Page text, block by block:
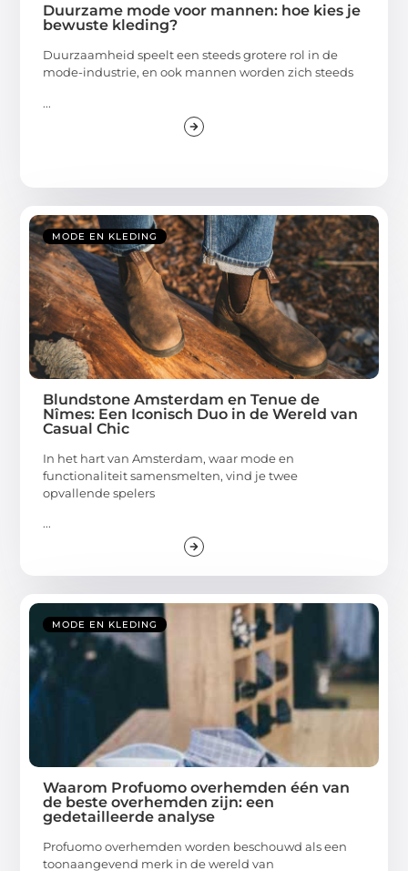
Duurzame mode voor mannen: hoe kies je
bewuste kleding?
Duurzaamheid speelt een steeds grotere rol in de
mode-industrie, en ook mannen worden zich steeds
...
MODE EN KLEDING
Blundstone Amsterdam en Tenue de
Nîmes: Een Iconisch Duo in de Wereld van
Casual Chic
In het hart van Amsterdam, waar mode en
functionaliteit samensmelten, vind je twee
opvallende spelers
...
MODE EN KLEDING
Waarom Profuomo overhemden één van
de beste overhemden zijn: een
gedetailleerde analyse
Profuomo overhemden worden beschouwd als een
toonaangevend merk in de wereld van